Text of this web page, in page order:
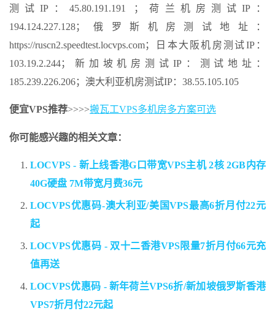
测试IP：45.80.191.191 ；荷兰机房测试IP：
194.124.227.128；俄罗斯机房测试地址：
https://ruscn2.speedtest.locvps.com；日本大阪机房测试IP：
103.19.2.244；新加坡机房测试IP：测试地址：
185.239.226.206；澳大利亚机房测试IP：38.55.105.105
便宜VPS推荐>>>>搬瓦工VPS多机房多方案可选
你可能感兴趣的相关文章：
LOCVPS - 新上线香港G口带宽VPS主机 2核 2GB内存
40G硬盘 7M带宽月费36元
LOCVPS优惠码-澳大利亚/美国VPS最高6折月付22元
起
LOCVPS优惠码 - 双十二香港VPS限量7折月付66元充
值再送
LOCVPS优惠码 - 新年荷兰VPS6折/新加坡俄罗斯香港
VPS7折月付22元起